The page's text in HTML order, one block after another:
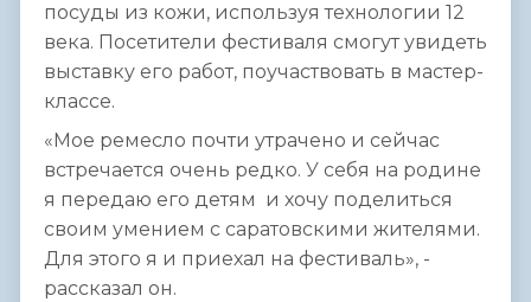
посуды из кожи, используя технологии 12
века. Посетители фестиваля смогут увидеть
выставку его работ, поучаствовать в мастер-
классе.
«Мое ремесло почти утрачено и сейчас
встречается очень редко. У себя на родине
я передаю его детям и хочу поделиться
своим умением с саратовскими жителями.
Для этого я и приехал на фестиваль», -
рассказал он.